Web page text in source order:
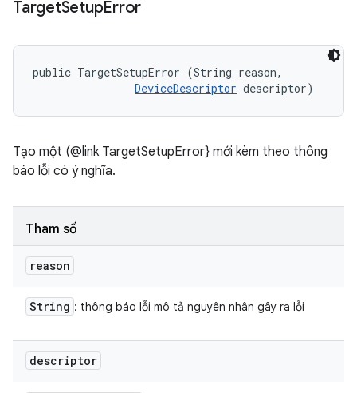
TargetSetupError
public TargetSetupError (String reason,
DeviceDescriptor descriptor)
Tạo một (@link TargetSetupError} mới kèm theo thông
báo lỗi có ý nghĩa.
Tham số
reason
String : thông báo lỗi mô tả nguyên nhân gây ra lỗi
descriptor